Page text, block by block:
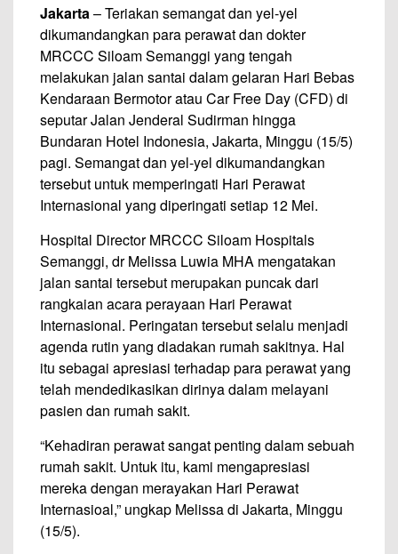
Jakarta– Teriakan semangat dan yel-yel
dikumandangkan para perawat dan dokter
MRCCC Siloam Semanggi yang tengah
melakukan jalan santai dalam gelaran Hari Bebas
Kendaraan Bermotor atau Car Free Day (CFD) di
seputar Jalan Jenderal Sudirman hingga
Bundaran Hotel Indonesia, Jakarta, Minggu (15/5)
pagi. Semangat dan yel-yel dikumandangkan
tersebut untuk memperingati Hari Perawat
Internasional yang diperingati setiap 12 Mei.
Hospital Director MRCCC Siloam Hospitals
Semanggi, dr Melissa Luwia MHA mengatakan
jalan santai tersebut merupakan puncak dari
rangkaian acara perayaan Hari Perawat
Internasional. Peringatan tersebut selalu menjadi
agenda rutin yang diadakan rumah sakitnya. Hal
itu sebagai apresiasi terhadap para perawat yang
telah mendedikasikan dirinya dalam melayani
pasien dan rumah sakit.
“Kehadiran perawat sangat penting dalam sebuah
rumah sakit. Untuk itu, kami mengapresiasi
mereka dengan merayakan Hari Perawat
Internasioal,” ungkap Melissa di Jakarta, Minggu
(15/5).